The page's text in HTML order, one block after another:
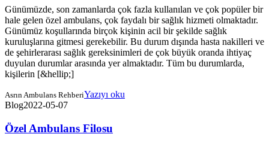
Günümüzde, son zamanlarda çok fazla kullanılan ve çok popüler bir
hale gelen özel ambulans, çok faydalı bir sağlık hizmeti olmaktadır.
Günümüz koşullarında birçok kişinin acil bir şekilde sağlık
kuruluşlarına gitmesi gerekebilir. Bu durum dışında hasta nakilleri ve
de şehirlerarası sağlık gereksinimleri de çok büyük oranda ihtiyaç
duyulan durumlar arasında yer almaktadır. Tüm bu durumlarda,
kişilerin [&hellip;]
Asrın Ambulans RehberiYazıyı oku
Blog2022-05-07
Özel Ambulans Filosu